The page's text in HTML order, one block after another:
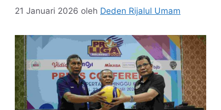
21 Januari 2026 oleh Deden Rijalul Umam